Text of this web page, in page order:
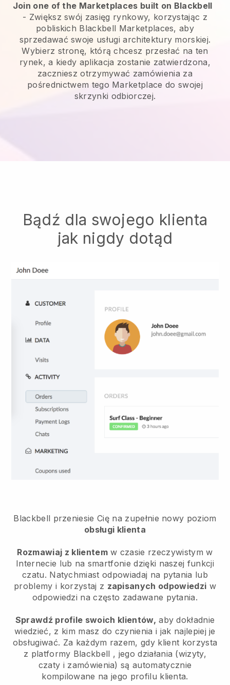
Join one of the Marketplaces built on Blackbell
- Zwiększ swój zasięg rynkowy, korzystając z
pobliskich Blackbell Marketplaces, aby
sprzedawać swoje usługi architektury morskiej.
Wybierz stronę, którą chcesz przesłać na ten
rynek, a kiedy aplikacja zostanie zatwierdzona,
zaczniesz otrzymywać zamówienia za
pośrednictwem tego Marketplace do swojej
skrzynki odbiorczej.
Bądź dla swojego klienta
jak nigdy dotąd
Blackbell przeniesie Cię na zupełnie nowy poziom
obsługi klienta
Rozmawiaj z klientemw czasie rzeczywistym w
Internecie lub na smartfonie dzięki naszej funkcji
czatu. Natychmiast odpowiadaj na pytania lub
problemy i korzystaj z zapisanych odpowiedzi w
odpowiedzi na często zadawane pytania.
Sprawdź profile swoich klientów, aby dokładnie
wiedzieć, z kim masz do czynienia i jak najlepiej je
obsługiwać. Za każdym razem, gdy klient korzysta
z platformy Blackbell , jego działania (wizyty,
czaty i zamówienia) są automatycznie
kompilowane na jego profilu klienta.